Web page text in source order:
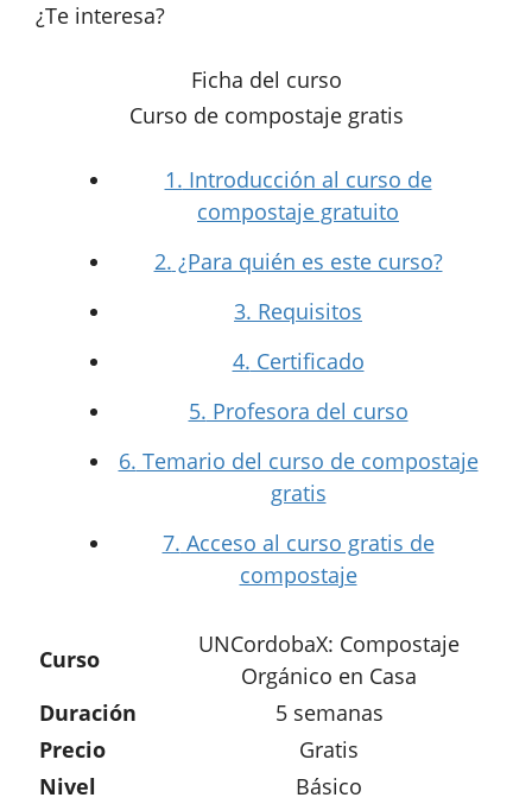
¿Te interesa?
Ficha del curso
Curso de compostaje gratis
1. Introducción al curso de
compostaje gratuito
2. ¿Para quién es este curso?
3. Requisitos
4. Certificado
5. Profesora del curso
6. Temario del curso de compostaje
gratis
7. Acceso al curso gratis de
compostaje
Curso
UNCordobaX: Compostaje
Orgánico en Casa
Duración
5 semanas
Precio
Gratis
Nivel
Básico